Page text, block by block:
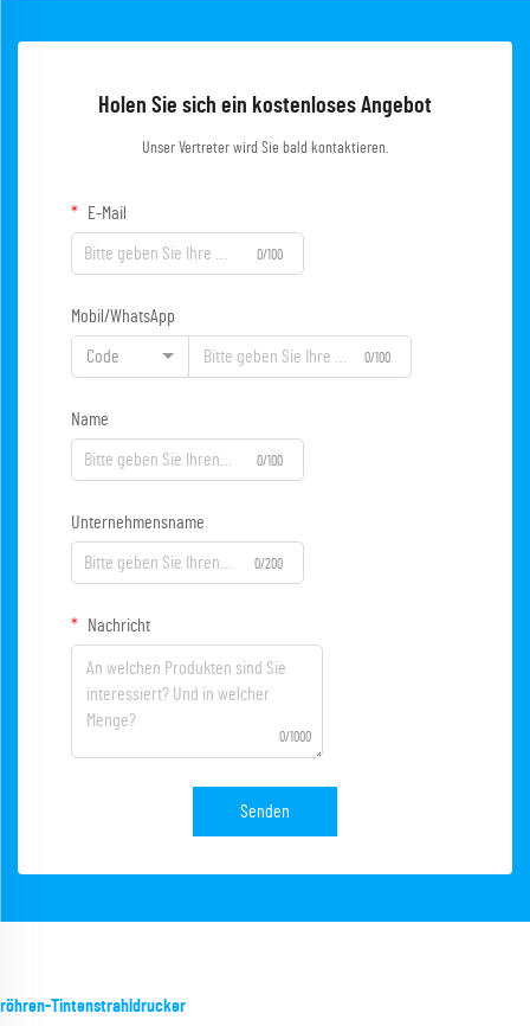
Holen Sie sich ein kostenloses Angebot
Unser Vertreter wird Sie bald kontaktieren.
E-Mail
0/100
Mobil/WhatsApp
Code 0/100
Name
0/100
Unternehmensname
0/200
Nachricht
0/1000
Senden
röhren-Tintenstrahldrucker